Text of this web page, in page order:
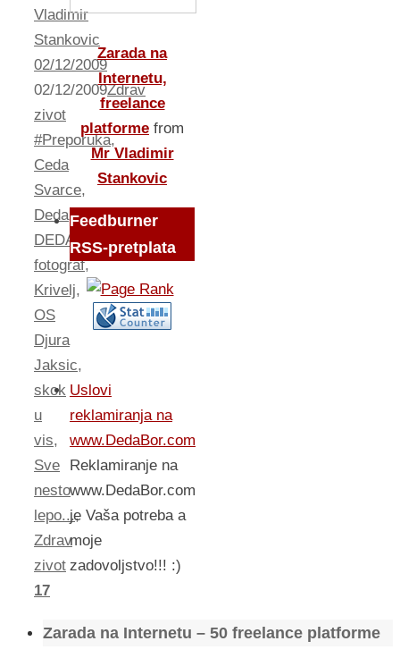
Vladimir
Stankovic
02/12/2009
02/12/2009Zdrav
zivot
#Preporuka,
Ceda
Svarce,
Deda,
DEDABOR ,
fotograf,
Krivelj,
OS
Djura
Jaksic,
skok
u
vis,
Sve
nesto
lepo...,
Zdrav
zivot
17
Zarada na
Internetu,
freelance
platforme from
Mr Vladimir
Stankovic
Feedburner
RSS-pretplata
Uslovi
reklamiranja na
www.DedaBor.com
Reklamiranje na
www.DedaBor.com
je Vaša potreba a
moje
zadovoljstvo!!! :)
Zarada na Internetu – 50 freelance platforme